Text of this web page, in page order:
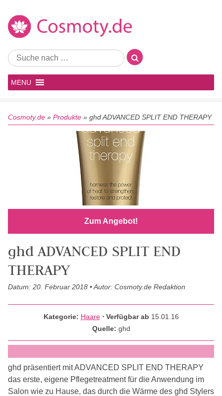
MENU
Cosmoty.de » Produkte » ghd ADVANCED SPLIT END THERAPY
Zum Angebot!
ghd ADVANCED SPLIT END
THERAPY
Datum: 20. Februar 2018 • Autor: Cosmoty.de Redaktion
Kategorie: Haare ⋅ Verfügbar ab 15.01.16
Quelle: ghd
ghd präsentiert mit ADVANCED SPLIT END THERAPY
das erste, eigene Pflegetreatment für die Anwendung im
Salon wie zu Hause, das durch die Wärme des ghd Stylers